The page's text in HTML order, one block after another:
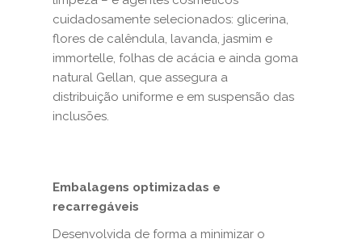
cuidadosamente selecionados: glicerina,
flores de calêndula, lavanda, jasmim e
immortelle, folhas de acácia e ainda goma
natural Gellan, que assegura a
distribuição uniforme e em suspensão das
inclusões.
Embalagens optimizadas e
recarregáveis
Desenvolvida de forma a minimizar o